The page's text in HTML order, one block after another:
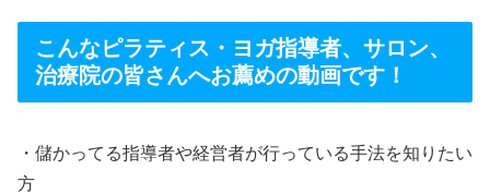
こんなピラティス・ヨガ指導者、サロン、
治療院の皆さんへお薦めの動画です！
・儲かってる指導者や経営者が行っている手法を知りたい
方